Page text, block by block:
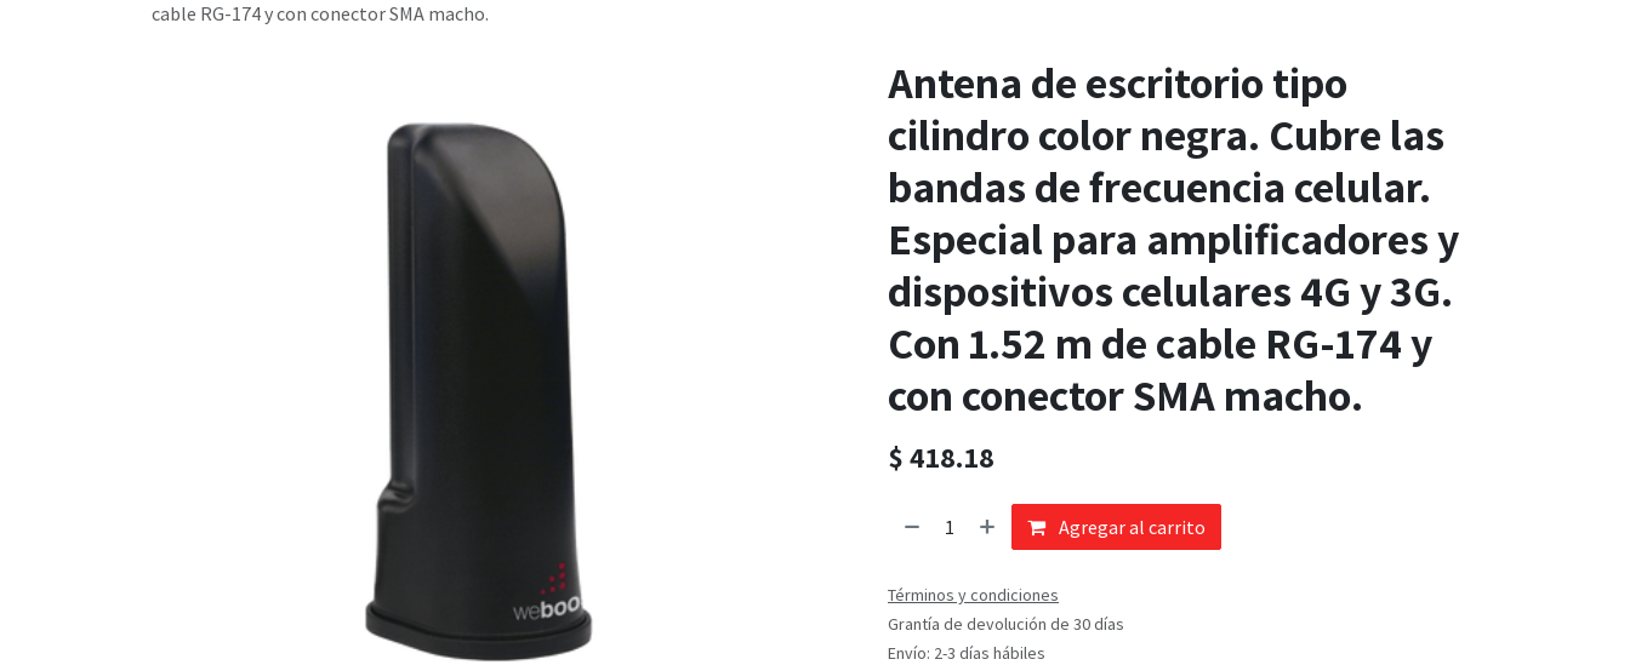
cable RG-174 y con conector SMA macho.
Antena de escritorio tipo
cilindro color negra. Cubre las
bandas de frecuencia celular.
Especial para amplificadores y
dispositivos celulares 4G y 3G.
Con 1.52 m de cable RG-174 y
con conector SMA macho.
$418.18
Agregar al carrito
Términos y condiciones
Grantía de devolución de 30 días
Envío: 2-3 días hábiles